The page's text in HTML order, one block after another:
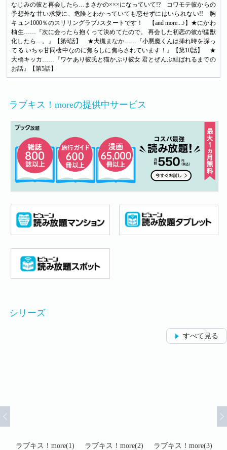
なじみの彼と再会したら…まさかの×××になっていて!? コワモテ彼からの
予想外な甘い求愛に、危険とわかっていても恋せずにはいられない!! 胸
キュン1000％のスリリングラブ♪スタートです！ 【and more...♪】★にかわ
柚生……『次に会ったら抱くって決めてたので。 再会した初恋の彼が猛獣
化したら…。』【第6話】 ★犬槻まなか……『小悪魔くんは挿れ時を探っ
てる いちゃ甘同棲中なのに焦らしに焦らされています！』【第10話】 ★
大橋キッカ……『ワケあり彼氏と猫かぶり彼女 君とぜんぶ結ばれるまでの
お話』【第5話】
ラブキス！moreの提供中サービス
シリーズ
すべて見る
ラブキス！more(1) ラブキス！more(2) ラブキス！more(3)